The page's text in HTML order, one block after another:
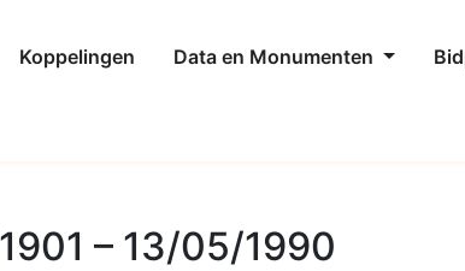
Koppelingen Data en Monumenten
– 13/05/1990